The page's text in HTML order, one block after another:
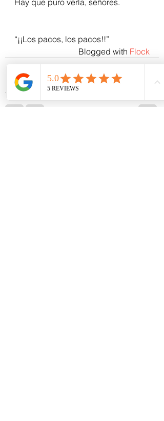
Hay que puro verla, señores.
“¡¡Los pacos, los pacos!!”
Blogged with Flock